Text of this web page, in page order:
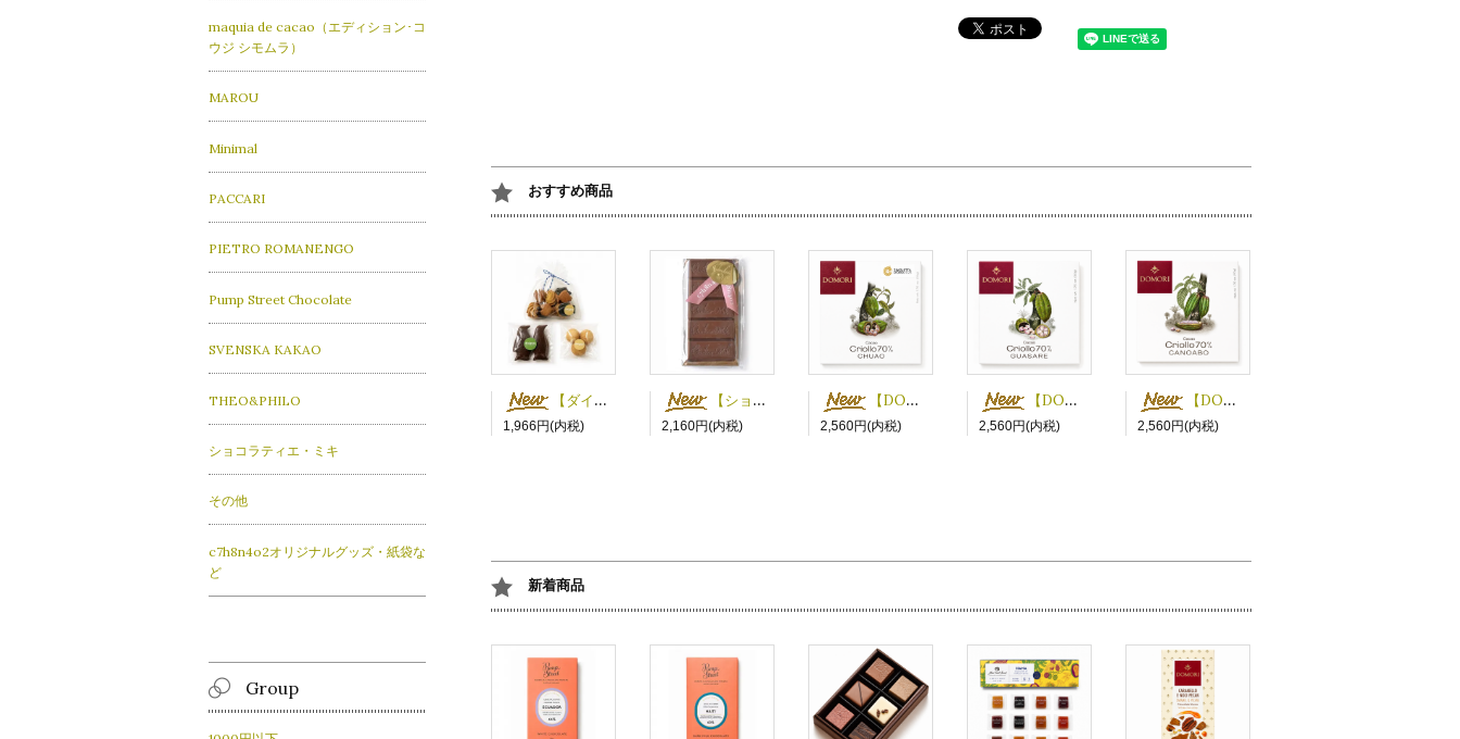
おすすめ商品
【ダイグー】お米のお菓子3種セット
1,966円(内税)
【ショコラティエ・ミキ】サマータブレット
2,160円(内税)
【DOMORI】クリオロ70% チュアオ
2,560円(内税)
【DOMORI】クリオロ70% グアサーレ
2,560円(内税)
【DOMORI】クリオロ70% カノアーボ
2,560円(内税)
新着商品
maquia de cacao（エディション･コ
ウジ シモムラ）
MAROU
Minimal
PACCARI
PIETRO ROMANENGO
Pump Street Chocolate
SVENSKA KAKAO
THEO&PHILO
ショコラティエ・ミキ
その他
c7h8n4o2オリジナルグッズ・紙袋な
ど
Group